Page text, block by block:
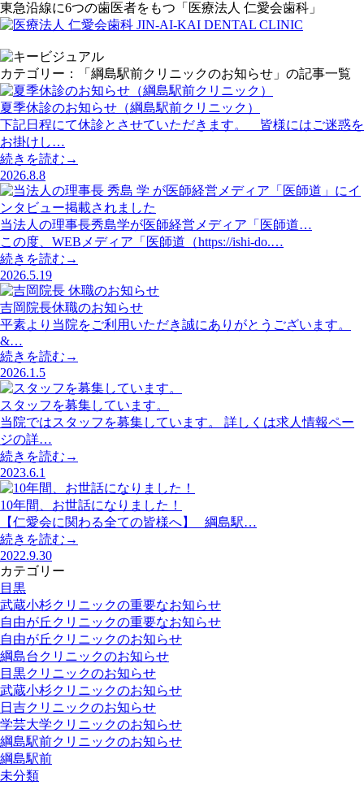
東急沿線に6つの歯医者をもつ「医療法人 仁愛会歯科」
カテゴリー：「綱島駅前クリニックのお知らせ」の記事一覧
夏季休診のお知らせ（綱島駅前クリニック）
下記日程にて休診とさせていただきます。 皆様にはご迷惑を
お掛けし…
続きを読む→
2026.8.8
当法人の理事長秀島学が医師経営メディア「医師道…
この度、WEBメディア「医師道（https://ishi-do.…
続きを読む→
2026.5.19
吉岡院長休職のお知らせ
平素より当院をご利用いただき誠にありがとうございます。
&…
続きを読む→
2026.1.5
スタッフを募集しています。
当院ではスタッフを募集しています。 詳しくは求人情報ペー
ジの詳…
続きを読む→
2023.6.1
10年間、お世話になりました！
【仁愛会に関わる全ての皆様へ】 綱島駅…
続きを読む→
2022.9.30
カテゴリー
目黒
武蔵小杉クリニックの重要なお知らせ
自由が丘クリニックの重要なお知らせ
自由が丘クリニックのお知らせ
綱島台クリニックのお知らせ
目黒クリニックのお知らせ
武蔵小杉クリニックのお知らせ
日吉クリニックのお知らせ
学芸大学クリニックのお知らせ
綱島駅前クリニックのお知らせ
綱島駅前
未分類